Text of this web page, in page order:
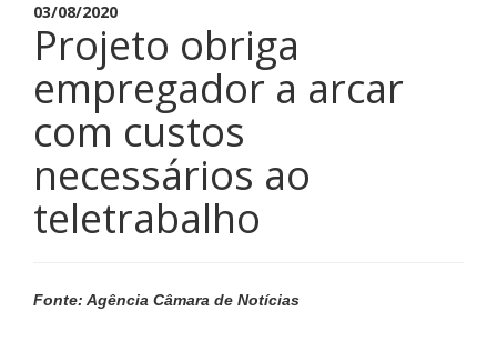
03/08/2020
Projeto obriga
empregador a arcar
com custos
necessários ao
teletrabalho
Fonte: Agência Câmara de Notícias